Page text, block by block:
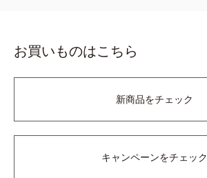
お買いものはこちら
新商品をチェック
キャンペーンをチェック